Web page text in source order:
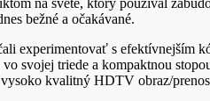
bežné a očakávané.
experimentovať s efektívnejším
svojej triede a kompaktnou
kvalitný HDTV obraz/